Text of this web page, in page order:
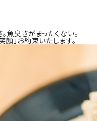
魚臭さがまったくない。
顔」お約束いたします。